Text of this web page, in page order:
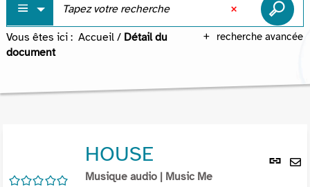
recherche avancée
Vous êtes ici : Accueil / Détail du
document
Lien
/5
HOUSE
Musique audio | Music Me